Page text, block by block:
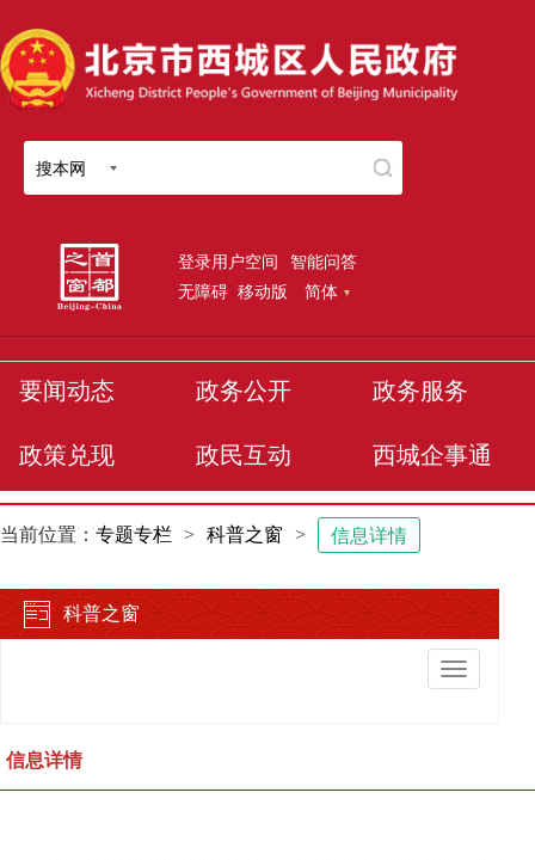
搜本网
登录用户空间 智能问答
无障碍 移动版 简体
要闻动态 政务公开 政务服务
政策兑现 政民互动 西城企事通
当前位置： 专题专栏 > 科普之窗 > 信息详情
科普之窗
切
换
信息详情